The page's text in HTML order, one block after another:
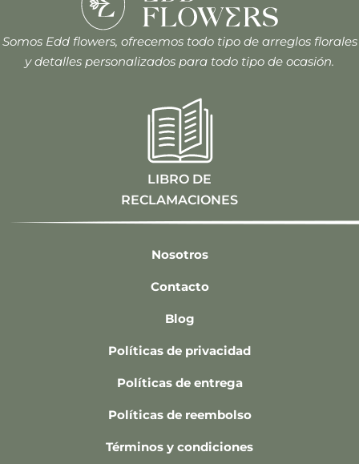
Somos Edd flowers, ofrecemos todo tipo de arreglos florales
y detalles personalizados para todo tipo de ocasión.
LIBRO DE
RECLAMACIONES
Nosotros
Contacto
Blog
Políticas de privacidad
Políticas de entrega
Políticas de reembolso
Términos y condiciones